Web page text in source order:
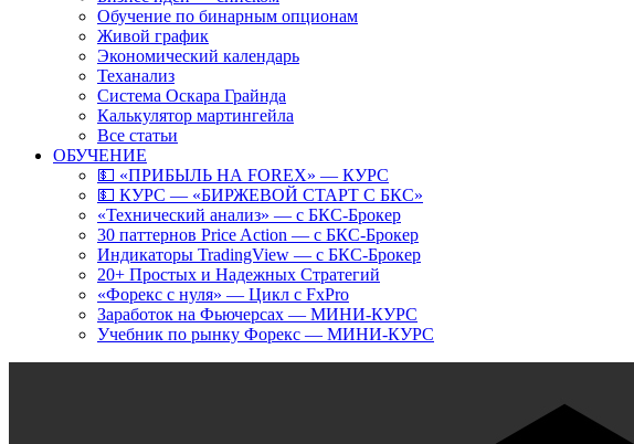
Обучение по бинарным опционам
Живой график
Экономический календарь
Теханализ
Система Оскара Грайнда
Калькулятор мартингейла
Все статьи
ОБУЧЕНИЕ
💵 «ПРИБЫЛЬ НА FOREX» — КУРС
💵 КУРС — «БИРЖЕВОЙ СТАРТ С БКС»
«Технический анализ» — с БКС-Брокер
30 паттернов Price Action — с БКС-Брокер
Индикаторы TradingView — с БКС-Брокер
20+ Простых и Надежных Стратегий
«Форекс с нуля» — Цикл с FxPro
Заработок на Фьючерсах — МИНИ-КУРС
Учебник по рынку Форекс — МИНИ-КУРС